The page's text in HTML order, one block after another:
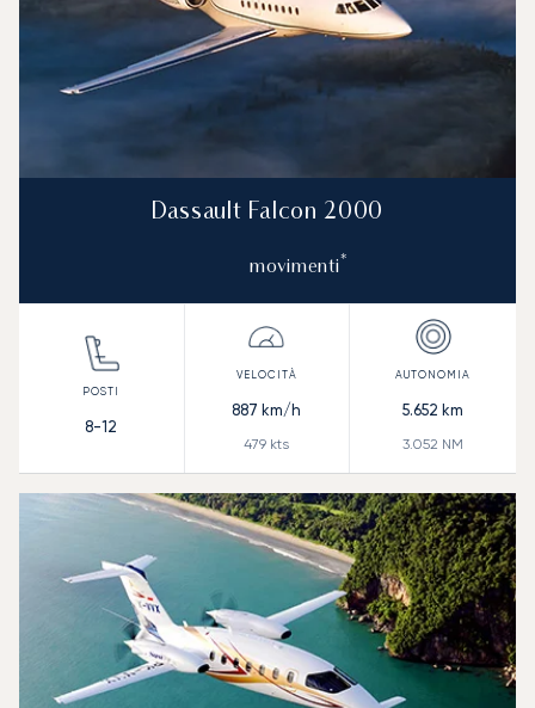
Dassault Falcon 2000
movimenti*
8-12
887 km/h
479 kts
5.652 km
3.052 NM